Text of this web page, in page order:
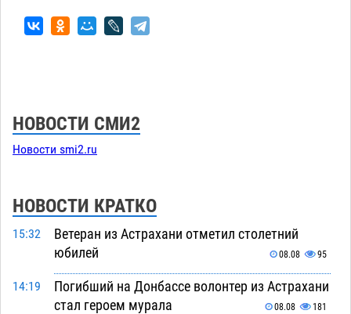
НОВОСТИ СМИ2
Новости smi2.ru
НОВОСТИ КРАТКО
15:32
Ветеран из Астрахани отметил столетний
юбилей
08.08 95
14:19
Погибший на Донбассе волонтер из Астрахани
стал героем мурала
08.08 181